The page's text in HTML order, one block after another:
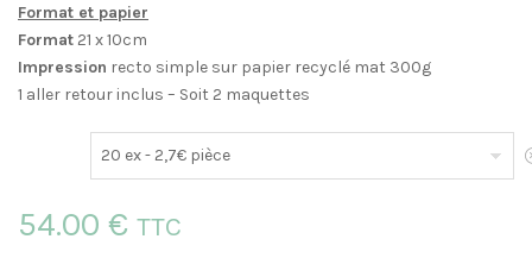
Format et papier
Format 21 x 10cm
Impression recto simple sur papier recyclé mat 300g
1 aller retour inclus – Soit 2 maquettes
54.00 € TTC